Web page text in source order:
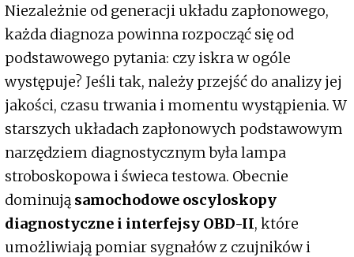
Niezależnie od generacji układu zapłonowego,
każda diagnoza powinna rozpocząć się od
podstawowego pytania: czy iskra w ogóle
występuje? Jeśli tak, należy przejść do analizy jej
jakości, czasu trwania i momentu wystąpienia. W
starszych układach zapłonowych podstawowym
narzędziem diagnostycznym była lampa
stroboskopowa i świeca testowa. Obecnie
dominują samochodowe oscyloskopy
diagnostyczne i interfejsy OBD-II, które
umożliwiają pomiar sygnałów z czujników i